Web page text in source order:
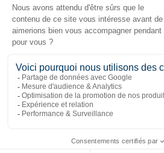
Liens populaires